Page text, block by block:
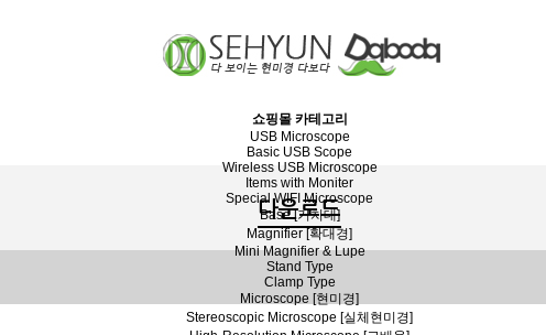
쇼핑몰 카테고리
USB Microscope
Basic USB Scope
Wireless USB Microscope
Items with Moniter
Special WIFI Microscope
Base [거치대]
Magnifier [확대경]
Mini Magnifier & Lupe
Stand Type
Clamp Type
Microscope [현미경]
Stereoscopic Microscope [실체현미경]
다운로드